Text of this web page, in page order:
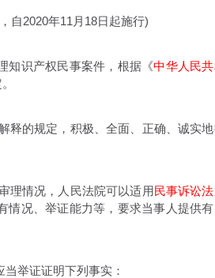
自2020年11月18日起施行)
识产权民事案件，根据《中华人民
的规定，积极、全面、正确、诚实
情况，人民法院可以适用民事诉讼法
情况、举证能力等，要求当事人提供
举证证明下列事实：